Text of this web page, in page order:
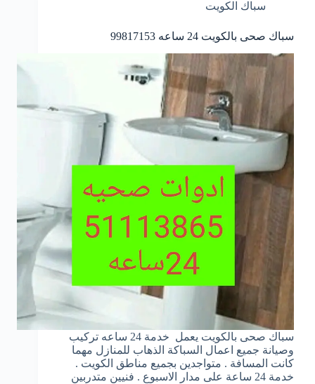
سباك الكويت
سباك صحى بالكويت 24 ساعه 99817153
سباك صحى بالكويت يعمل خدمة 24 ساعه تركيب
وصيانة جميع اعمال السباكة الذهاب للمنازل مهما
كانت المسافة . متواجدين بجميع مناطق الكويت .
خدمة 24 ساعة على مدار الاسبوع . فنيين متدربين